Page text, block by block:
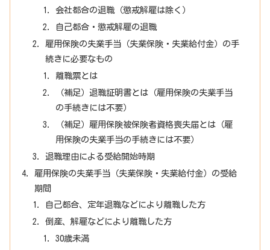
会社都合の退職（懲戒解雇は除く）
自己都合・懲戒解雇の退職
雇用保険の失業手当（失業保険・失業給付金）の手
続きに必要なもの
離職票とは
（補足）退職証明書とは（雇用保険の失業手当
の手続きには不要）
（補足）雇用保険被保険者資格喪失届とは（雇
用保険の失業手当の手続きには不要）
退職理由による受給開始時期
雇用保険の失業手当（失業保険・失業給付金）の受給
期間
自己都合、定年退職などにより離職した方
倒産、解雇などにより離職した方
30歳未満